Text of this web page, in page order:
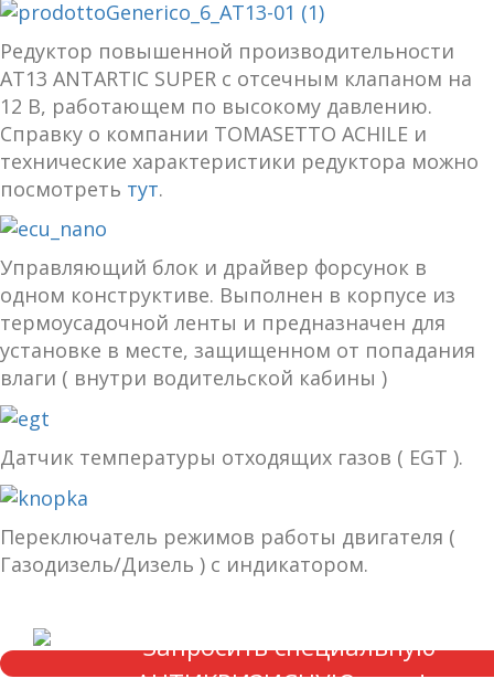
Редуктор повышенной производительности
AT13 ANTARTIC SUPER c отсечным клапаном на
12 В, работающем по высокому давлению.
Справку о компании ТОMASETTO ACHILE и
технические характеристики редуктора можно
посмотреть тут.
Управляющий блок и драйвер форсунок в
одном конструктиве. Выполнен в корпусе из
термоусадочной ленты и предназначен для
установке в месте, защищенном от попадания
влаги ( внутри водительской кабины )
Датчик температуры отходящих газов ( EGT ).
Переключатель режимов работы двигателя (
Газодизель/Дизель ) с индикатором.